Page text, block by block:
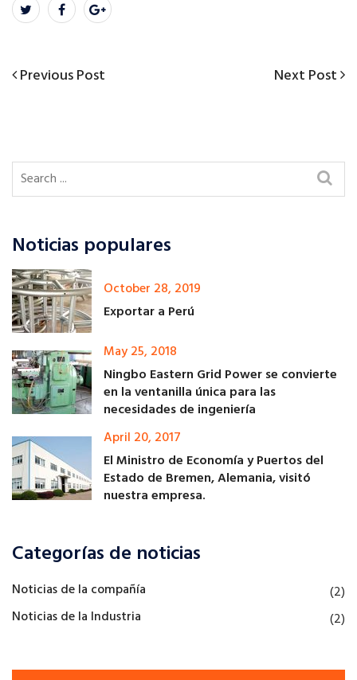
Post
Previous
Previous Post
Next
Next Post
Noticias populares
October 28, 2019
Exportar a Perú
May 25, 2018
Ningbo Eastern Grid Power se convierte
en la ventanilla única para las
necesidades de ingeniería
April 20, 2017
El Ministro de Economía y Puertos del
Estado de Bremen, Alemania, visitó
nuestra empresa.
Categorías de noticias
Noticias de la compañía
(2)
Noticias de la Industria
(2)